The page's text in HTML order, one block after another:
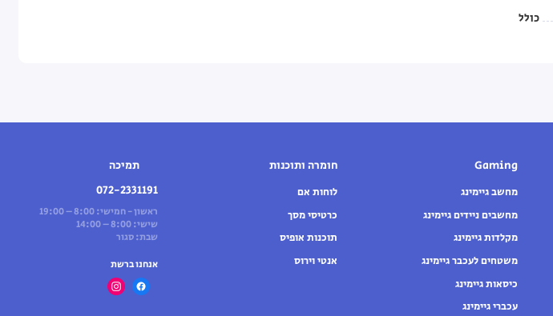
כולל
Gaming
מחשב גיימינג
מחשבים ניידים גיימינג
מקלדות גיימינג
משטחים לעכבר גיימינג
כיסאות גיימינג
עכברי גיימינג
חומרה ותוכנות
לוחות אם
כרטיסי מסך
תוכנות אופיס
אנטי וירוס
תמיכה
072-2331191
ראשון - חמישי: 8:00 – 19:00
שישי: 8:00 – 14:00
שבת: סגור
אנחנו ברשת